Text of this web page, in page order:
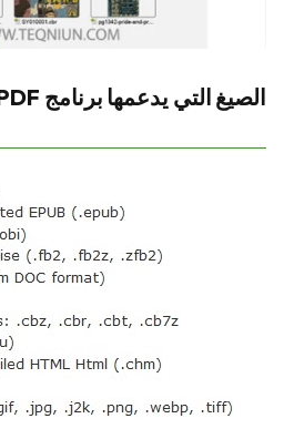
الصيغ التي يدعمها برنامج Sumatra PDF